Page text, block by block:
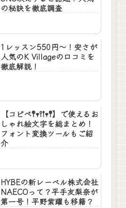
の秘訣を徹底調査
1レッスン550円〜！安さが
人気のK Villageの口コミを
徹底解説！
【コピペ𖤣𖥧𖥣𖡡𖥧𖤣】で使えるお
しゃれ絵文字を総まとめ！
フォント変換ツールもご紹
介
HYBEの新レーベル株式会社
NAECOって？平手友梨奈が
第一号！平野紫躍も移籍？